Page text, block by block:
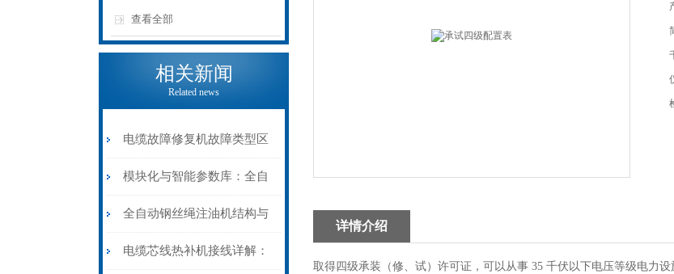
查看全部
相关新闻
Related news
电缆故障修复机故障类型区
分指南：从“绝缘电
阻”到“波形特征”的精准诊
断逻辑
模块化与智能参数库：全自
动电缆修复机的快速换型逻
辑
全自动钢丝绳注油机结构与
工作原理：揭秘高效润滑的
电缆芯线热补机接线详解：
详情介绍
取得四级承装（修、试）许可证，可以从事 35 千伏以下电压等级电力